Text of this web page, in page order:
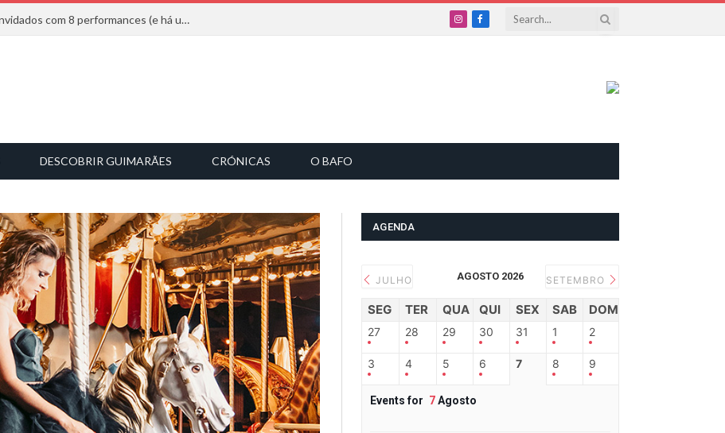
Mucho Flow alarga leque de convidados com 8 performances (e há uma saída)
InstagramFacebook
DESCOBRIR GUIMARÃES CRÓNICAS O BAFO
AGENDA
JULHO AGOSTO 2026 SETEMBRO
SEG TER QUA QUI SEX SAB DOM
27 28 29 30 31 1 2
3 4 5 6 7 8 9
Events for 7Agosto